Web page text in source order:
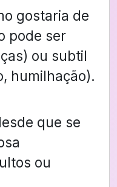
gostaria de
pode ser
ou subtil
humilhação).
que se
ou